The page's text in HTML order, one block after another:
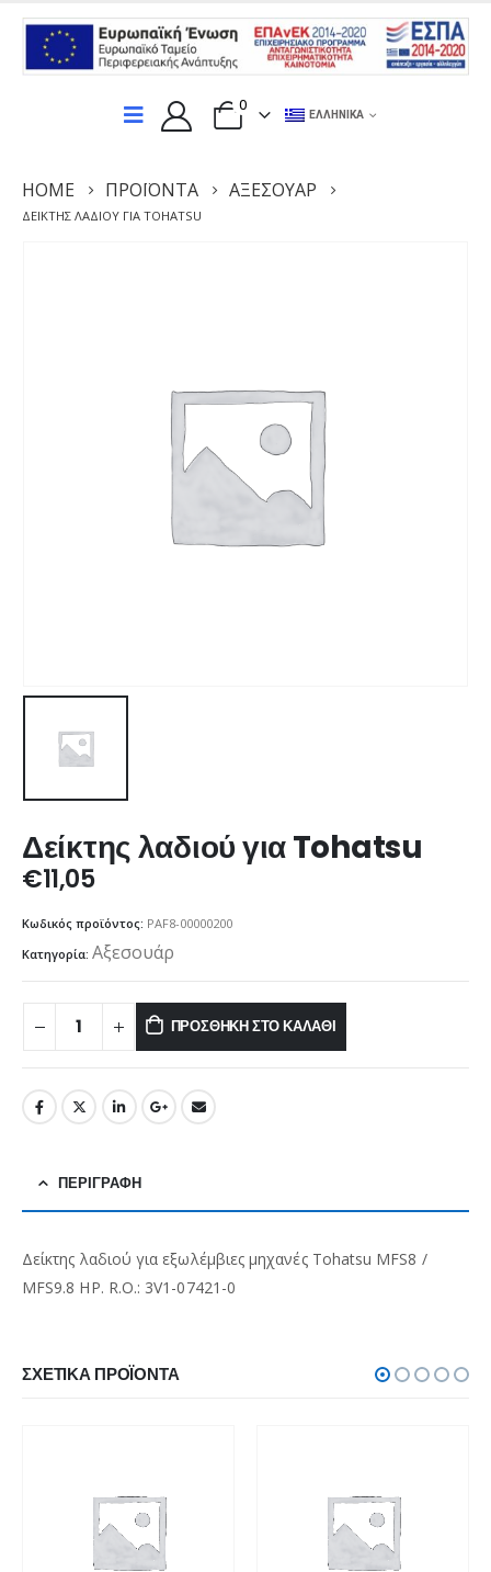
0
ΕΛΛΗΝΙΚΆ
HOME ΠΡΟΪΌΝΤΑ ΑΞΕΣΟΥΆΡ
ΔΕΊΚΤΗΣ ΛΑΔΙΟΎ ΓΙΑ TOHATSU
Δείκτης λαδιού για Tohatsu
€11,05
Κωδικός προϊόντος: PAF8-00000200
Κατηγορία: Αξεσουάρ
ΠΡΟΣΘΉΚΗ ΣΤΟ ΚΑΛΆΘΙ
ΠΕΡΙΓΡΑΦΉ
Δείκτης λαδιού για εξωλέμβιες μηχανές Tohatsu MFS8 /
MFS9.8 HP. R.O.: 3V1-07421-0
ΣΧΕΤΙΚΆ ΠΡΟΪΌΝΤΑ